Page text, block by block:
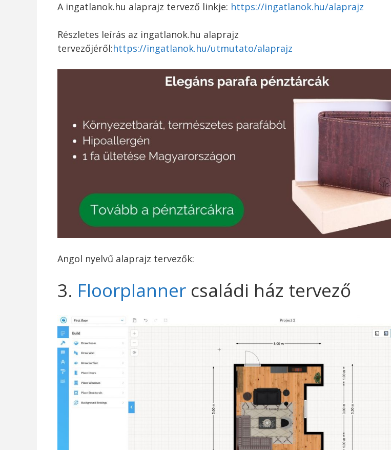
A ingatlanok.hu alaprajz tervező linkje: https://ingatlanok.hu/alaprajz
Részletes leírás az ingatlanok.hu alaprajz
tervezőjéről:https://ingatlanok.hu/utmutato/alaprajz
Angol nyelvű alaprajz tervezők:
3. Floorplanner családi ház tervező